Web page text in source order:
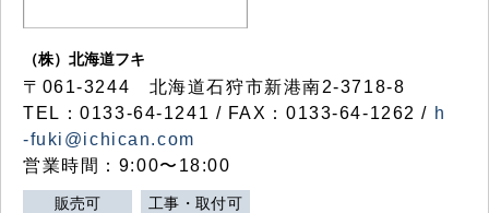
（株）北海道フキ
〒061-3244 北海道石狩市新港南2-3718-8
TEL：0133-64-1241 / FAX：0133-64-1262 / h
-fuki@ichican.com
営業時間：9:00〜18:00
販売可 工事・取付可